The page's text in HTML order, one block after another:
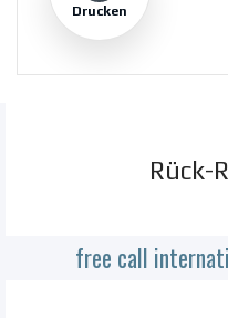
Drucken
Rück-
free call